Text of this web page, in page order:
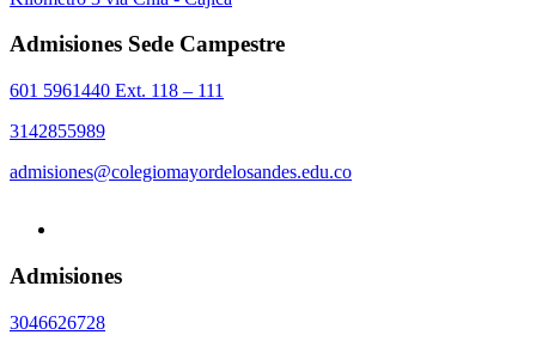
Admisiones Sede Campestre
601 5961440 Ext. 118 – 111
3142855989
admisiones@colegiomayordelosandes.edu.co
Admisiones
3046626728